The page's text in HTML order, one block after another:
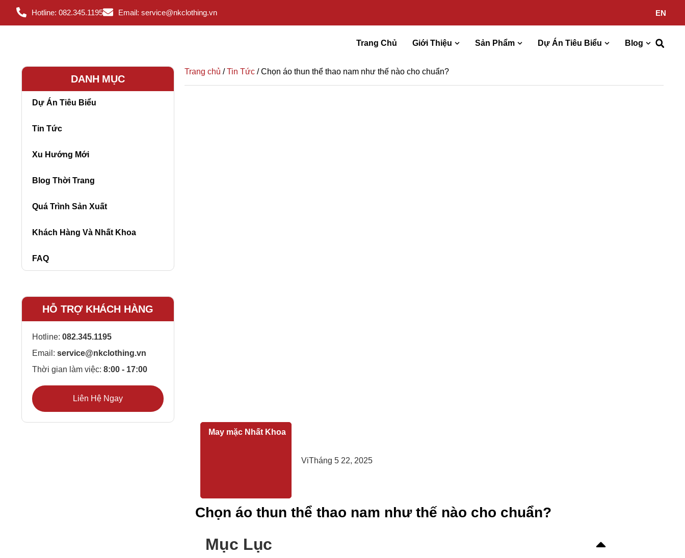
Hotline: 082.345.1195 Email: service@nkclothing.vn EN
Trang Chủ Giới Thiệu Sản Phẩm Dự Án Tiêu Biểu Blog
DANH MỤC
Dự Án Tiêu Biểu
Tin Tức
Xu Hướng Mới
Blog Thời Trang
Quá Trình Sản Xuất
Khách Hàng Và Nhất Khoa
FAQ
HỖ TRỢ KHÁCH HÀNG
Hotline: 082.345.1195
Email: service@nkclothing.vn
Thời gian làm việc: 8:00 - 17:00
Liên Hệ Ngay
Trang chủ /Tin Tức / Chọn áo thun thể thao nam như thế nào cho chuẩn?
May mặc Nhất Khoa
ViTháng 5 22, 2025
Chọn áo thun thể thao nam như thế nào cho chuẩn?
Mục Lục